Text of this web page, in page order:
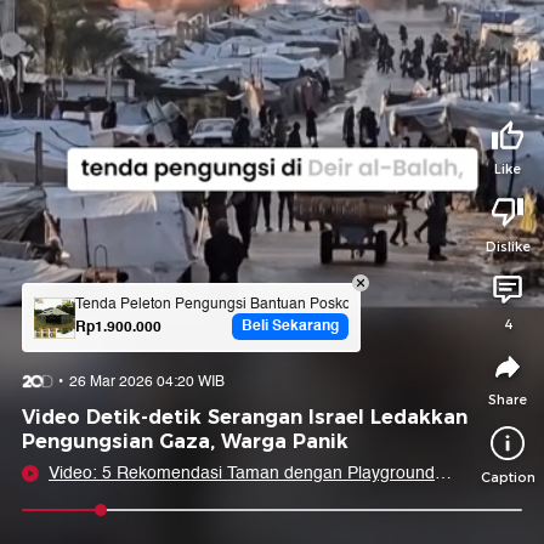
Like
Dislike
4
Share
Caption
Tenda Peleton Pengungsi Bantuan Posko Bencana Tentara TNI -
Rp1.900.000 Beli Sekarang
26 Mar 2026 04:20 WIB
Video Detik-detik Serangan Israel Ledakkan
Pengungsian Gaza, Warga Panik
Video: 5 Rekomendasi Taman dengan Playground
Share to
Facebook X Whatsapp Telegram
Suka video ini?
Login untuk menyampaikan pendapat.
Masuk
Tidak suka video ini?
Login untuk menyampaikan pendapat.
Masuk